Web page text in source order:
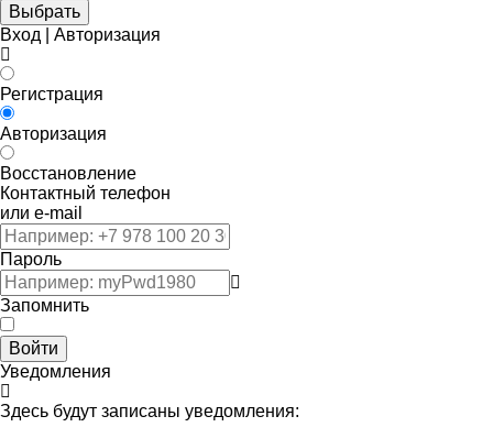
Выбрать
Вход | Авторизация
Регистрация
Авторизация
Восстановление
Контактный телефон
или e-mail
Пароль
Запомнить
Войти
Уведомления
Здесь будут записаны уведомления: